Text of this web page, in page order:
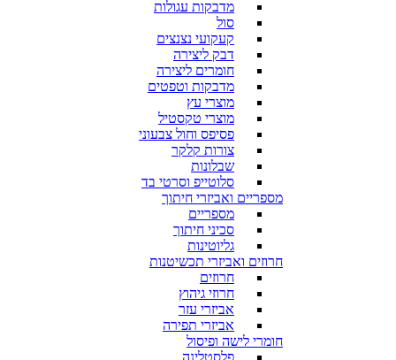
מדבקות עגולות
סול
קעקועי נצנצים
דבק ליצירה
חומרים ליצירה
מדבקות וטפטים
מוצרי עץ
מוצרי טקסטיל
פסיפס וחול צבעוני
צורות קלקר
שבלונות
סלוטייפ וסרטי בד
מספריים ואביזרי חיתוך
מספריים
סכיני חיתוך
גליוטינות
חרוזים ואביזרי תכשיטנות
חרוזים
חרוזי גיהוץ
אביזרי עזר
אביזרי תפירה
חומרי לישה ופיסול
פלסטלינה